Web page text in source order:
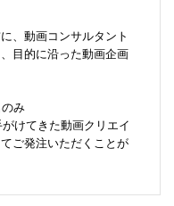
、動画コンサルタント
目的に沿った動画企画
み
けてきた動画クリエイ
ご発注いただくことが